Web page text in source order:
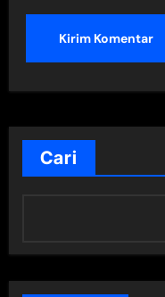
Cari